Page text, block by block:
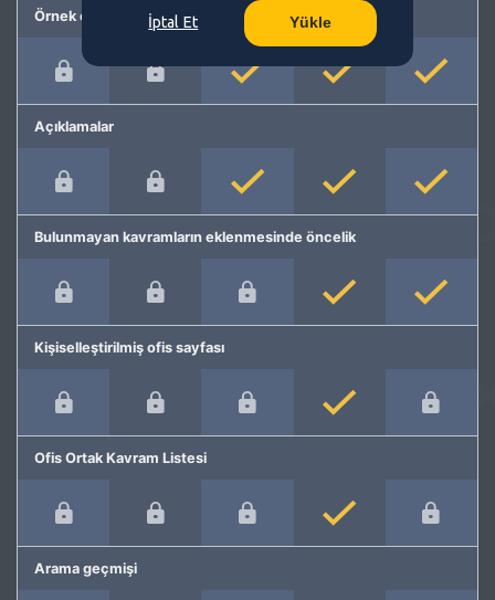
Örnek cümleler
Açıklamalar
Bulunmayan kavramların eklenmesinde öncelik
Kişiselleştirilmiş ofis sayfası
Ofis Ortak Kavram Listesi
Arama geçmişi
İptal Et Yükle